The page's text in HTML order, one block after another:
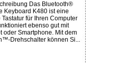
Das Bluetooth®
Keyboard K480 ist eine
für Ihren Computer
ebenso gut mit
oder Smartphone. Mit dem
Drehschalter können Si...